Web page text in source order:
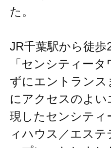
た。
JR千葉駅から徒
「センシティー
ずにエントランス
にアクセスのよ
現したセンシティ
ィハウス／エス